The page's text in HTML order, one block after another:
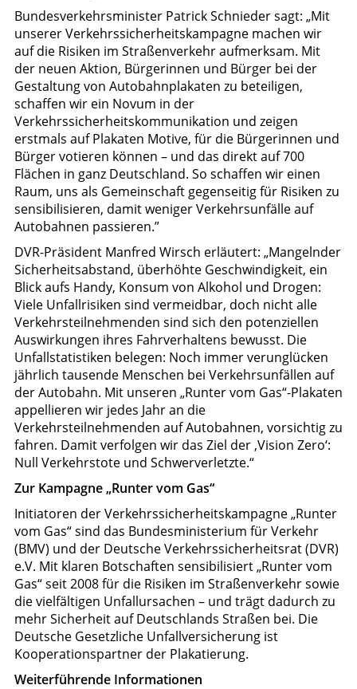
Bundesverkehrsminister Patrick Schnieder sagt: „Mit
unserer Verkehrssicherheitskampagne machen wir
auf die Risiken im Straßenverkehr aufmerksam. Mit
der neuen Aktion, Bürgerinnen und Bürger bei der
Gestaltung von Autobahnplakaten zu beteiligen,
schaffen wir ein Novum in der
Verkehrssicherheitskommunikation und zeigen
erstmals auf Plakaten Motive, für die Bürgerinnen und
Bürger votieren können – und das direkt auf 700
Flächen in ganz Deutschland. So schaffen wir einen
Raum, uns als Gemeinschaft gegenseitig für Risiken zu
sensibilisieren, damit weniger Verkehrsunfälle auf
Autobahnen passieren.”
DVR-Präsident Manfred Wirsch erläutert: „Mangelnder
Sicherheitsabstand, überhöhte Geschwindigkeit, ein
Blick aufs Handy, Konsum von Alkohol und Drogen:
Viele Unfallrisiken sind vermeidbar, doch nicht alle
Verkehrsteilnehmenden sind sich den potenziellen
Auswirkungen ihres Fahrverhaltens bewusst. Die
Unfallstatistiken belegen: Noch immer verunglücken
jährlich tausende Menschen bei Verkehrsunfällen auf
der Autobahn. Mit unseren „Runter vom Gas“-Plakaten
appellieren wir jedes Jahr an die
Verkehrsteilnehmenden auf Autobahnen, vorsichtig zu
fahren. Damit verfolgen wir das Ziel der ‚Vision Zero‘:
Null Verkehrstote und Schwerverletzte.“
Zur Kampagne „Runter vom Gas“
Initiatoren der Verkehrssicherheitskampagne „Runter
vom Gas“ sind das Bundesministerium für Verkehr
(BMV) und der Deutsche Verkehrssicherheitsrat (DVR)
e.V. Mit klaren Botschaften sensibilisiert „Runter vom
Gas“ seit 2008 für die Risiken im Straßenverkehr sowie
die vielfältigen Unfallursachen – und trägt dadurch zu
mehr Sicherheit auf Deutschlands Straßen bei. Die
Deutsche Gesetzliche Unfallversicherung ist
Kooperationspartner der Plakatierung.
Weiterführende Informationen